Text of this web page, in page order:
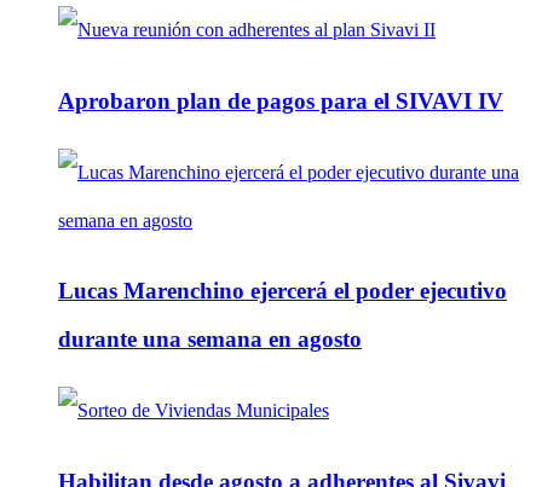
Aprobaron plan de pagos para el SIVAVI IV
Lucas Marenchino ejercerá el poder ejecutivo
durante una semana en agosto
Habilitan desde agosto a adherentes al Sivavi